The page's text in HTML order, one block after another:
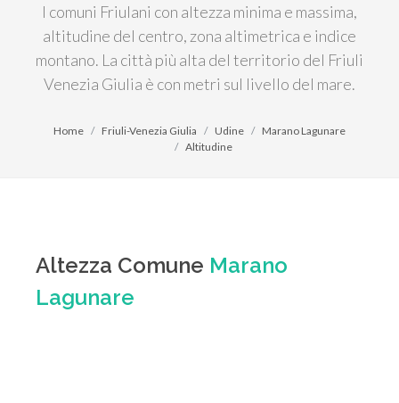
I comuni Friulani con altezza minima e massima,
altitudine del centro, zona altimetrica e indice
montano. La città più alta del territorio del Friuli
Venezia Giulia è con metri sul livello del mare.
Home Friuli-Venezia Giulia Udine
Marano Lagunare
Altitudine
Altezza Comune Marano
Lagunare